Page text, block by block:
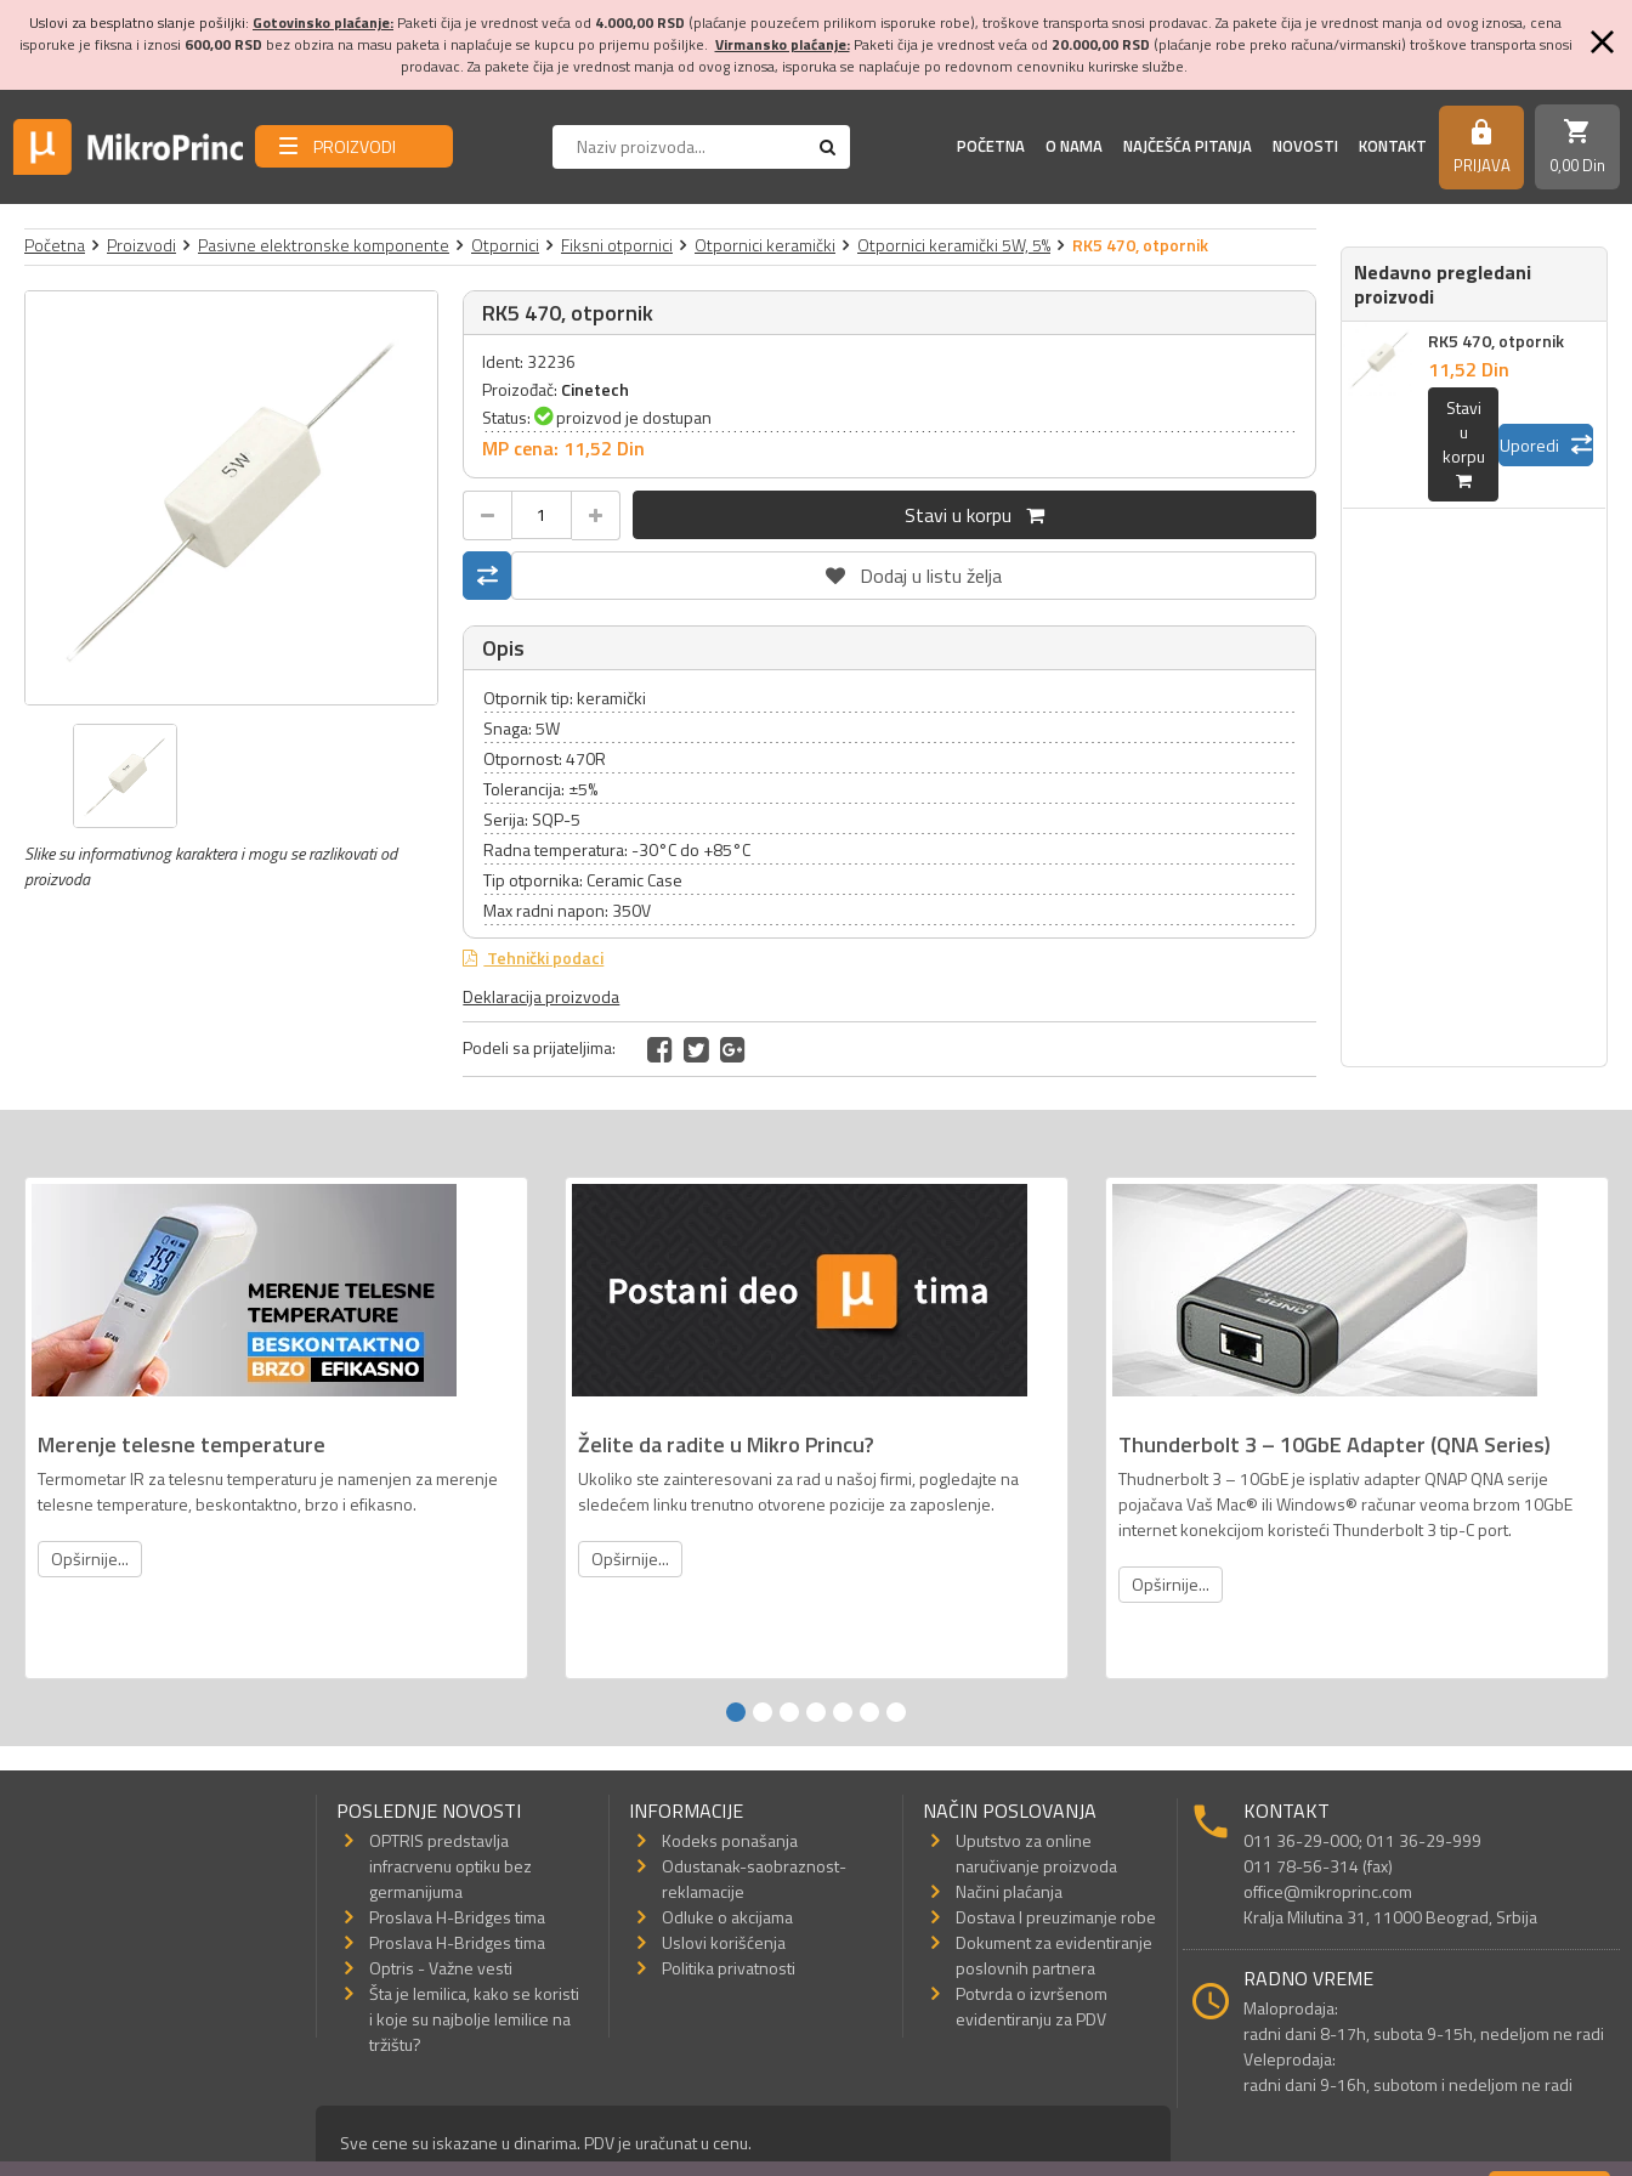
Uslovi za besplatno slanje pošiljki: Gotovinsko plaćanje: Paketi čija je vrednost veća od 4.000,00 RSD (plaćanje pouzećem prilikom isporuke robe), troškove transporta snosi prodavac. Za pakete čija je vrednost manja od ovog iznosa, cena
isporuke je fiksna i iznosi 600,00 RSD bez obzira na masu paketa i naplaćuje se kupcu po prijemu pošiljke. Virmansko plaćanje:Paketi čija je vrednost veća od 20.000,00 RSD (plaćanje robe preko računa/virmanski) troškove transporta snosi
prodavac. Za pakete čija je vrednost manja od ovog iznosa, isporuka se naplaćuje po redovnom cenovniku kurirske službe.
PROIZVODI POČETNA O NAMA NAJČEŠĆA PITANJA NOVOSTI KONTAKT https
PRIJAVA
shopping_cart
0,00 Din
Početna Proizvodi Pasivne elektronske komponente Otpornici Fiksni otpornici Otpornici keramički Otpornici keramički 5W, 5% RK5 470, otpornik
Slike su informativnog karaktera i mogu se razlikovati od
proizvoda
RK5 470, otpornik
Ident: 32236
Proizođač: Cinetech
Status:
proizvod je dostupan
MP cena: 11,52 Din
Stavi u korpu
Dodaj u listu želja
Opis
Otpornik tip: keramički
Snaga: 5W
Otpornost: 470R
Tolerancija: ±5%
Serija: SQP-5
Radna temperatura: -30°C do +85°C
Tip otpornika: Ceramic Case
Max radni napon: 350V
Tehnički podaci
Deklaracija proizvoda
Podeli sa prijateljima:
Nedavno pregledani
proizvodi
RK5 470, otpornik
11,52 Din
Stavi
u
korpu
Uporedi
Merenje telesne temperature
Termometar IR za telesnu temperaturu je namenjen za merenje
telesne temperature, beskontaktno, brzo i efikasno.
Opširnije...
Želite da radite u Mikro Princu?
Ukoliko ste zainteresovani za rad u našoj firmi, pogledajte na
sledećem linku trenutno otvorene pozicije za zaposlenje.
Opširnije...
Thunderbolt 3 – 10GbE Adapter (QNA Series)
Thudnerbolt 3 – 10GbE je isplativ adapter QNAP QNA serije
pojačava Vaš Mac® ili Windows® računar veoma brzom 10GbE
internet konekcijom koristeći Thunderbolt 3 tip-C port.
Opširnije...
POSLEDNJE NOVOSTI
OPTRIS predstavlja
infracrvenu optiku bez
germanijuma
Proslava H-Bridges tima
Proslava H-Bridges tima
Optris - Važne vesti
Šta je lemilica, kako se koristi
i koje su najbolje lemilice na
tržištu?
INFORMACIJE
Kodeks ponašanja
Odustanak-saobraznost-
reklamacije
Odluke o akcijama
Uslovi korišćenja
Politika privatnosti
NAČIN POSLOVANJA
Uputstvo za online
naručivanje proizvoda
Načini plaćanja
Dostava I preuzimanje robe
Dokument za evidentiranje
poslovnih partnera
Potvrda o izvršenom
evidentiranju za PDV
KONTAKT
011 36-29-000; 011 36-29-999
011 78-56-314 (fax)
office@mikroprinc.com
Kralja Milutina 31, 11000 Beograd, Srbija
RADNO VREME
Maloprodaja:
radni dani 8-17h, subota 9-15h, nedeljom ne radi
Veleprodaja:
radni dani 9-16h, subotom i nedeljom ne radi
Sve cene su iskazane u dinarima. PDV je uračunat u cenu.
© Mikro Princ 1999 - 2026. Sva prava su zadržana.